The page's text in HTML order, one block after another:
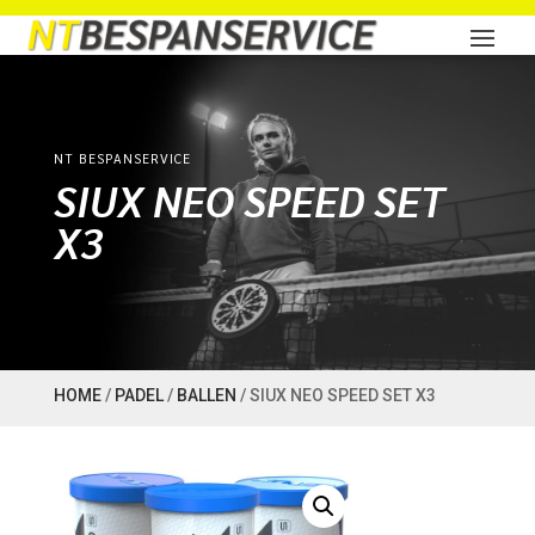
NT BESPANSERVICE
SIUX NEO SPEED SET
X3
HOME/ PADEL/ BALLEN / SIUX NEO SPEED SET X3